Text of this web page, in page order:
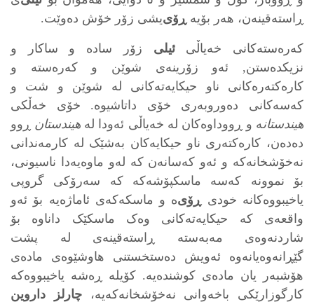
ڕاسته‌قینه‌ن، هه‌ر بۆیه‌ ڕۆی‌یشی زۆر خۆش ده‌وێت.
که‌ره‌سته‌کانی خه‌یاڵیئیلی زۆر ساده‌ و ساکار و
نزیکده‌ستن, ئه‌و زۆرینه‌ی شوێن و که‌ره‌سته‌ و
کاره‌کته‌ره‌کانی ناو حیکایه‌ته‌کانی له‌ شوێن و شت و
که‌سه‌کانی ده‌وروبه‌ری خۆی داتاشیوه‌. خۆی خه‌ڵکی
هیندستانه‌ و ڕووداوه‌کان له‌ خه‌یاڵی ئه‌ودا له‌ هیندستان ڕوو
ده‌ده‌ن، کاره‌کته‌ری ناو حیکایه‌کان به‌شێک له‌ کارمه‌ندانی
نه‌خۆشخانه‌که‌ و ئه‌و که‌سانه‌ن که‌ له‌و ماوه‌یه‌دا ناسیونی،
بۆ نموونه‌ که‌سه‌ ماسکپۆشه‌که‌ که‌ سه‌رۆکی گروپی
یاخیبووه‌کانه‌ خودی ڕۆی‌ه‌ و ماسکه‌که‌ی ئاماژه‌یه‌ بۆ ئه‌و
واقعه‌ی که‌ حیکایه‌ته‌کانی وه‌ک ماسکێک داناوه‌ بۆ
شاردنه‌وه‌ی مه‌به‌سته‌ ڕاسته‌قینه‌ی له‌ پشت
گێڕانه‌وه‌یانه‌وه‌ ئه‌ویش ده‌ستخستنی هاوشێوه‌ی ماده‌ی
هۆشبه‌ر یان ماده‌ی کوشنده‌یه‌. کۆیله‌ ڕه‌شه‌ یاخیبووه‌که‌
کارگوزارێکی باخه‌وانی نه‌خۆشخانه‌که‌یه‌،چارلز داروین